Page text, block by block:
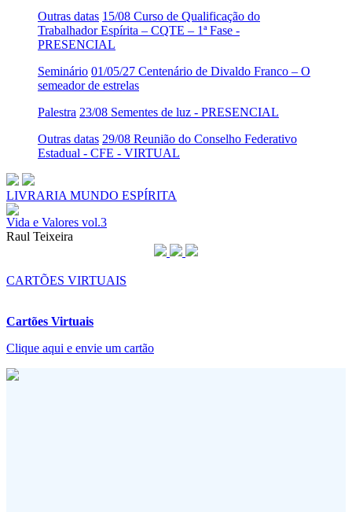
Outras datas 15/08 Curso de Qualificação do
Trabalhador Espírita – CQTE – 1ª Fase -
PRESENCIAL
Seminário 01/05/27 Centenário de Divaldo Franco – O
semeador de estrelas
Palestra 23/08 Sementes de luz - PRESENCIAL
Outras datas 29/08 Reunião do Conselho Federativo
Estadual - CFE - VIRTUAL
LIVRARIA MUNDO ESPÍRITA
Vida e Valores vol.3
Raul Teixeira
CARTÕES VIRTUAIS
Cartões Virtuais
Clique aqui e envie um cartão